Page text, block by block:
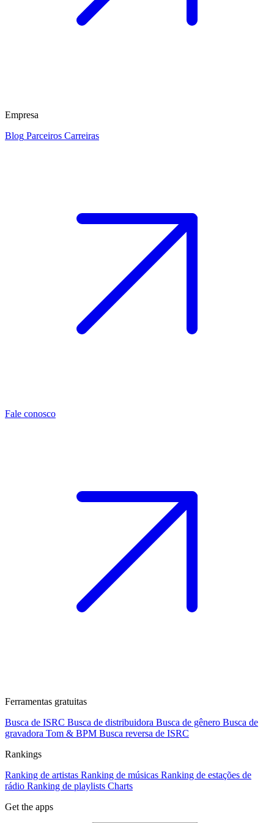
Empresa
Blog Parceiros Carreiras
Fale conosco
Ferramentas gratuitas
Busca de ISRC Busca de distribuidora Busca de gênero Busca de
gravadora Tom & BPM Busca reversa de ISRC
Rankings
Ranking de artistas Ranking de músicas Ranking de estações de
rádio Ranking de playlists Charts
Get the apps